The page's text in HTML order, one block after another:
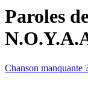
Paroles
Chanson manquante